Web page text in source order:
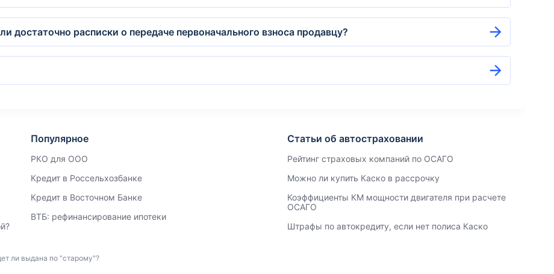
достаточно расписки о передаче первоначального взноса продавцу?
Популярное
РКО для ООО
Кредит в Россельхозбанке
Кредит в Восточном Банке
ВТБ: рефинансирование ипотеки
Статьи об автостраховании
Рейтинг страховых компаний по ОСАГО
Можно ли купить Каско в рассрочку
Коэффициенты КМ мощности двигателя при расчете
ОСАГО
Штрафы по автокредиту, если нет полиса Каско
ли выдана по "старому"?